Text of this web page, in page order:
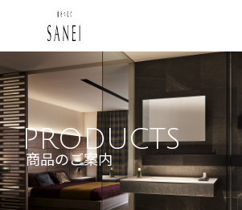
PRODUCTS
商品のご案内